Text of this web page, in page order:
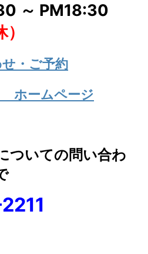
～ PM18:30
・ご予約
ホームページ
ついての問い合わ